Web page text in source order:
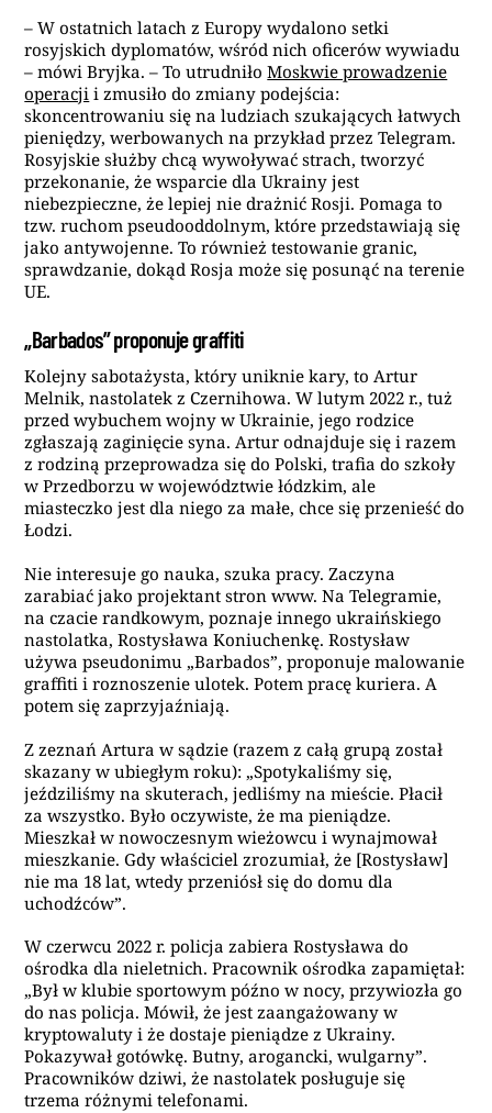
– W ostatnich latach z Europy wydalono setki
rosyjskich dyplomatów, wśród nich oficerów wywiadu
– mówi Bryjka. – To utrudniłoMoskwie prowadzenie
operacji i zmusiło do zmiany podejścia:
skoncentrowaniu się na ludziach szukających łatwych
pieniędzy, werbowanych na przykład przez Telegram.
Rosyjskie służby chcą wywoływać strach, tworzyć
przekonanie, że wsparcie dla Ukrainy jest
niebezpieczne, że lepiej nie drażnić Rosji. Pomaga to
tzw. ruchom pseudooddolnym, które przedstawiają się
jako antywojenne. To również testowanie granic,
sprawdzanie, dokąd Rosja może się posunąć na terenie
UE.
„Barbados” proponuje graffiti
Kolejny sabotażysta, który uniknie kary, to Artur
Melnik, nastolatek z Czernihowa. W lutym 2022 r., tuż
przed wybuchem wojny w Ukrainie, jego rodzice
zgłaszają zaginięcie syna. Artur odnajduje się i razem
z rodziną przeprowadza się do Polski, trafia do szkoły
w Przedborzu w województwie łódzkim, ale
miasteczko jest dla niego za małe, chce się przenieść do
Łodzi.
Nie interesuje go nauka, szuka pracy. Zaczyna
zarabiać jako projektant stron www. Na Telegramie,
na czacie randkowym, poznaje innego ukraińskiego
nastolatka, Rostysława Koniuchenkę. Rostysław
używa pseudonimu „Barbados”, proponuje malowanie
graffiti i roznoszenie ulotek. Potem pracę kuriera. A
potem się zaprzyjaźniają.
Z zeznań Artura w sądzie (razem z całą grupą został
skazany w ubiegłym roku): „Spotykaliśmy się,
jeździliśmy na skuterach, jedliśmy na mieście. Płacił
za wszystko. Było oczywiste, że ma pieniądze.
Mieszkał w nowoczesnym wieżowcu i wynajmował
mieszkanie. Gdy właściciel zrozumiał, że [Rostysław]
nie ma 18 lat, wtedy przeniósł się do domu dla
uchodźców”.
W czerwcu 2022 r. policja zabiera Rostysława do
ośrodka dla nieletnich. Pracownik ośrodka zapamiętał:
„Był w klubie sportowym późno w nocy, przywiozła go
do nas policja. Mówił, że jest zaangażowany w
kryptowaluty i że dostaje pieniądze z Ukrainy.
Pokazywał gotówkę. Butny, arogancki, wulgarny”.
Pracowników dziwi, że nastolatek posługuje się
trzema różnymi telefonami.